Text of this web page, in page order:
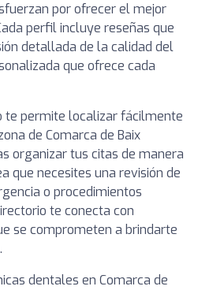
por ofrecer el mejor
perfil incluye reseñas que
detallada de la calidad del
que ofrece cada
te permite localizar fácilmente
de Comarca de Baix
organizar tus citas de manera
que necesites una revisión de
o procedimientos
te conecta con
se comprometen a brindarte
dentales en Comarca de